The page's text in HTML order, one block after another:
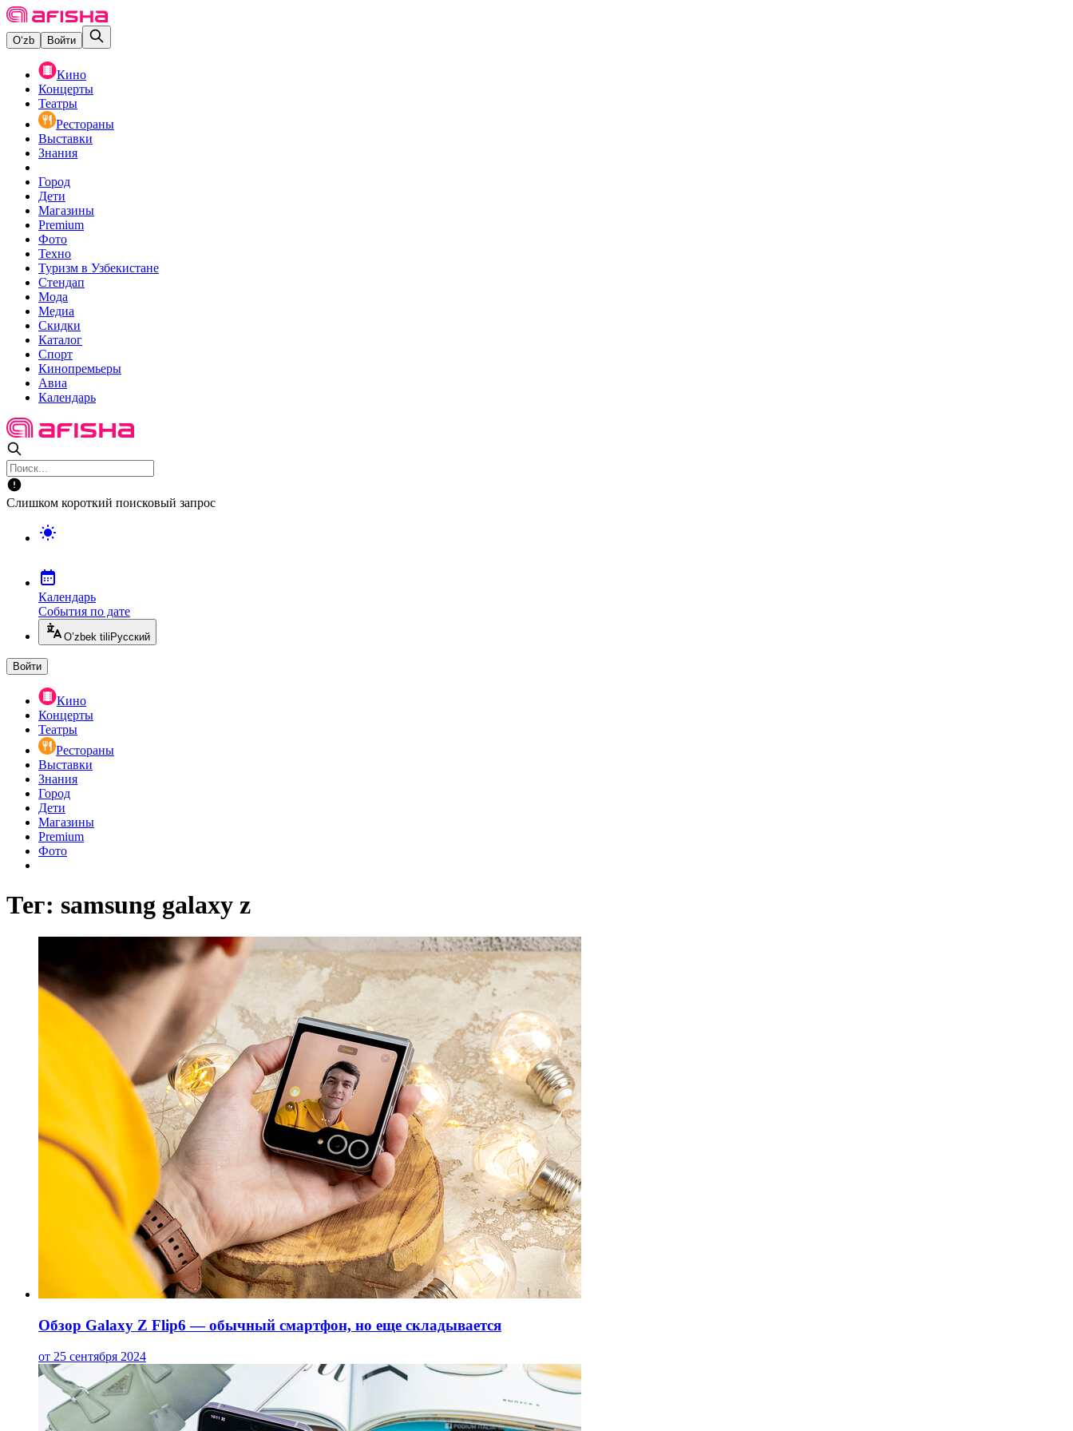
O‘zb Войти
Кино
Концерты
Театры
Рестораны
Выставки
Знания
Город
Дети
Магазины
Premium
Фото
Техно
Туризм в Узбекистане
Стендап
Мода
Медиа
Скидки
Каталог
Спорт
Кинопремьеры
Авиа
Календарь
Слишком короткий поисковый запрос
Календарь
События по дате
O’zbek tili Русский
Войти
Кино
Концерты
Театры
Рестораны
Выставки
Знания
Город
Дети
Магазины
Premium
Фото
Тег: samsung galaxy z
Обзор Galaxy Z Flip6 — обычный смартфон, но еще складывается
от 25 сентября 2024